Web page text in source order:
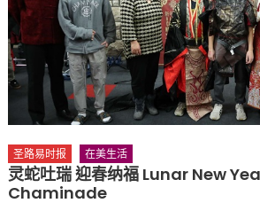
园“中华日三十周年特别报道（五）
筝声与琴韵交汇：刘励(Li Statler)与钢
与钢琴的精彩对话
圣路易时报 在美生活
灵蛇吐瑞 迎春纳福 Lunar New
Chaminade